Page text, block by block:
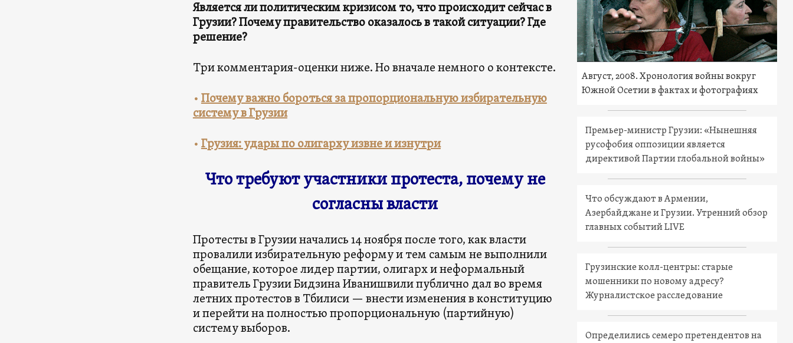
Является ли политическим кризисом то, что происходит сейчас в
Грузии? Почему правительство оказалось в такой ситуации? Где
решение?
Три комментария-оценки ниже. Но вначале немного о контексте.
• Почему важно бороться за пропорциональную избирательную
систему в Грузии
• Грузия: удары по олигарху извне и изнутри
Что требуют участники протеста, почему не
согласны власти
Протесты в Грузии начались 14 ноября после того, как власти
провалили избирательную реформу и тем самым не выполнили
обещание, которое лидер партии, олигарх и неформальный
правитель Грузии Бидзина Иванишвили публично дал во время
летних протестов в Тбилиси — внести изменения в конституцию
и перейти на полностью пропорциональную (партийную)
систему выборов.
Август, 2008. Хронология войны вокруг
Южной Осетии в фактах и фотографиях
Премьер-министр Грузии: «Нынешняя
русофобия оппозиции является
директивой Партии глобальной войны»
Что обсуждают в Армении,
Азербайджане и Грузии. Утренний обзор
главных событий LIVE
Грузинские колл-центры: старые
мошенники по новому адресу?
Журналистское расследование
Определились семеро претендентов на